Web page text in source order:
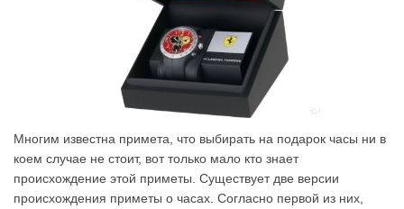
Многим известна примета, что выбирать на подарок часы ни в
коем случае не стоит, вот только мало кто знает
происхождение этой приметы. Существует две версии
происхождения приметы о часах. Согласно первой из них,